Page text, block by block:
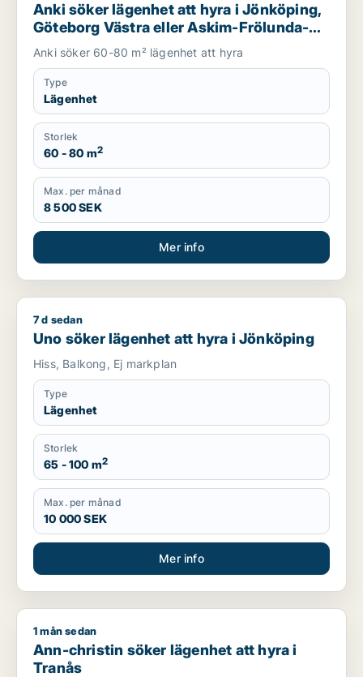
Anki söker lägenhet att hyra i Jönköping,
Göteborg Västra eller Askim-Frölunda-
Högsbo m.fl.
Anki söker 60-80 m² lägenhet att hyra
Type
Lägenhet
Storlek
60 - 80 m2
Max. per månad
8 500 SEK
Mer info
Uno söker lägenhet att hyra i Jönköping
7 d sedan
Uno söker lägenhet att hyra i Jönköping
Hiss, Balkong, Ej markplan
Type
Lägenhet
Storlek
65 - 100 m2
Max. per månad
10 000 SEK
Mer info
Ann-christin söker lägenhet att hyra i Tranås
1 mån sedan
Ann-christin söker lägenhet att hyra i
Tranås